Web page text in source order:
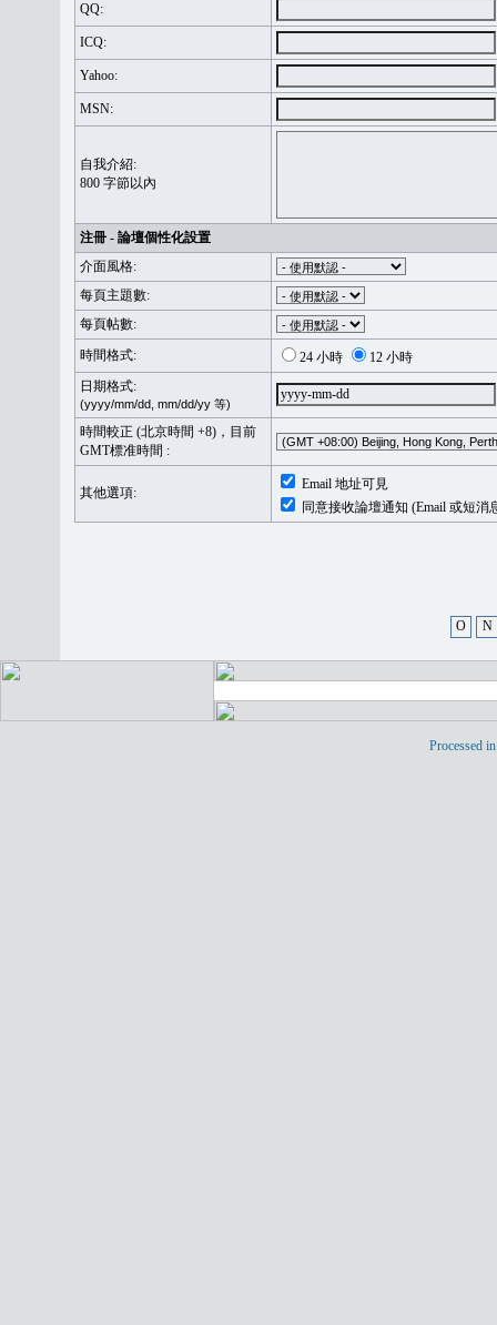
QQ:
ICQ:
Yahoo:
MSN:
自我介紹:
800 字節以內
注冊 - 論壇個性化設置
介面風格:
每頁主題數:
每頁帖數:
時間格式:
24 小時
12 小時
日期格式:
(yyyy/mm/dd, mm/dd/yy 等)
時間較正 (北京時間 +8)，目前
GMT標准時間 :
其他選項:
Email 地址可見
同意接收論壇通知 (Email 或短消
O N
Processed